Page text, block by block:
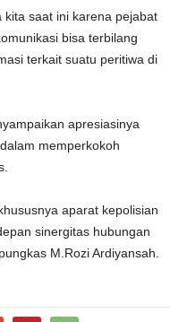
kita saat ini karena pejabat
bisa terbilang
terkait suatu peritiwa di
apresiasinya
memperkokoh
aparat kepolisian
sinergitas hubungan
M.Rozi Ardiyansah.